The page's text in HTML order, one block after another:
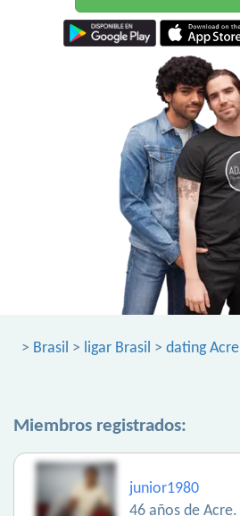
> Brasil > ligar Brasil > dating Acre
Miembros registrados:
junior1980
46 años de Acre.